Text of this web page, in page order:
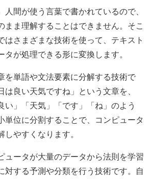
人間が使う言葉で書かれているので、
まま理解することはできません。そこ
はさまざまな技術を使って、テキスト
が処理できる形に変換します。
を単語や文法要素に分解する技術で
良い天気ですね」という文章を、
い」「天気」「です」「ね」のよう
単位に分割することで、コンピュータ
やすくなります。
ュータが大量のデータから法則を学習
対する予測や分類を行う技術です。自